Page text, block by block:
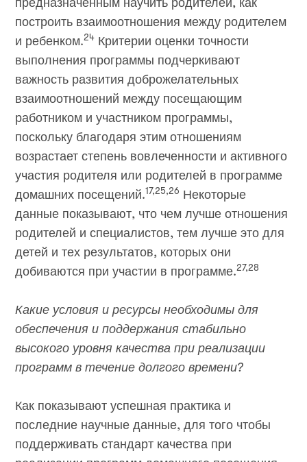
построить взаимоотношения между родителем
и ребенком.24 Критерии оценки точности
выполнения программы подчеркивают
важность развития доброжелательных
взаимоотношений между посещающим
работником и участником программы,
поскольку благодаря этим отношениям
возрастает степень вовлеченности и активного
участия родителя или родителей в программе
домашних посещений.17,25,26 Некоторые
данные показывают, что чем лучше отношения
родителей и специалистов, тем лучше это для
детей и тех результатов, которых они
добиваются при участии в программе.27,28
Какие условия и ресурсы необходимы для
обеспечения и поддержания стабильно
высокого уровня качества при реализации
программ в течение долгого времени?
Как показывают успешная практика и
последние научные данные, для того чтобы
поддерживать стандарт качества при